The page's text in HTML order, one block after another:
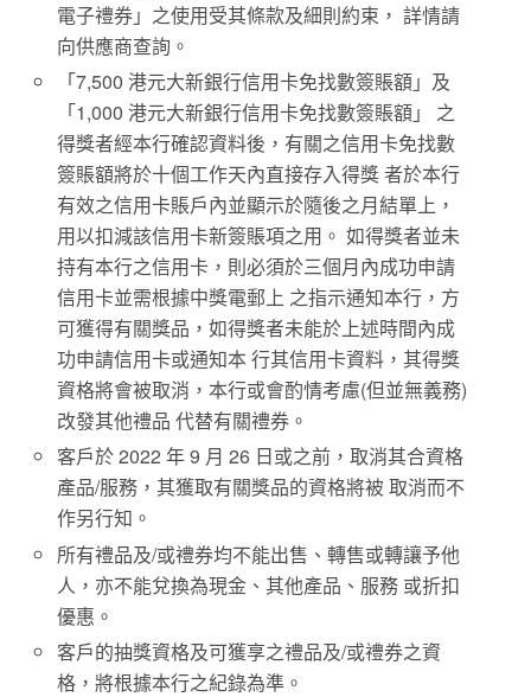
電子禮券」之使用受其條款及細則約束， 詳情請
向供應商查詢。
「7,500 港元大新銀行信用卡免找數簽賬額」及
「1,000 港元大新銀行信用卡免找數簽賬額」 之
得獎者經本行確認資料後，有關之信用卡免找數
簽賬額將於十個工作天內直接存入得獎 者於本行
有效之信用卡賬戶內並顯示於隨後之月結單上，
用以扣減該信用卡新簽賬項之用。 如得獎者並未
持有本行之信用卡，則必須於三個月內成功申請
信用卡並需根據中獎電郵上 之指示通知本行，方
可獲得有關獎品，如得獎者未能於上述時間內成
功申請信用卡或通知本 行其信用卡資料，其得獎
資格將會被取消，本行或會酌情考慮(但並無義務)
改發其他禮品 代替有關禮券。
客戶於 2022 年 9 月 26 日或之前，取消其合資格
產品/服務，其獲取有關獎品的資格將被 取消而不
作另行知。
所有禮品及/或禮券均不能出售、轉售或轉讓予他
人，亦不能兌換為現金、其他產品、服務 或折扣
優惠。
客戶的抽獎資格及可獲享之禮品及/或禮券之資
格，將根據本行之紀錄為準。